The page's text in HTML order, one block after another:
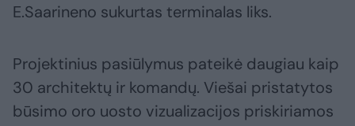
E.Saarineno sukurtas terminalas liks.
Projektinius pasiūlymus pateikė daugiau kaip
30 architektų ir komandų. Viešai pristatytos
būsimo oro uosto vizualizacijos priskiriamos